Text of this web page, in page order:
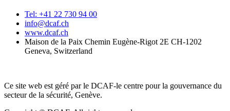
Tel: +41 22 730 94 00
info@dcaf.ch
www.dcaf.ch
Maison de la Paix Chemin Eugène-Rigot 2E CH-1202
Geneva, Switzerland
Ce site web est géré par le DCAF-le centre pour la gouvernance du
secteur de la sécurité, Genève.